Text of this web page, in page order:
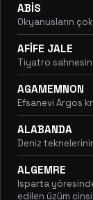
ABİS
Okyanusların
AFİFE JALE
Tiyatro
AGAMEMNON
Efsanevi Argos
ALABANDA
Deniz
ALGEMRE
Isparta
edilen üzüm cinsi